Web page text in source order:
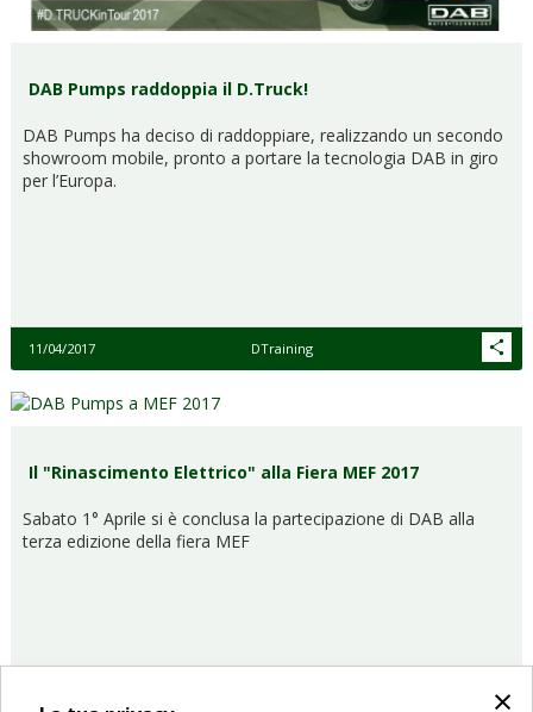
×
DAB Pumps raddoppia il D.Truck!
DAB Pumps ha deciso di raddoppiare, realizzando un secondo
showroom mobile, pronto a portare la tecnologia DAB in giro
per l’Europa.
11/04/2017 DTraining
Il "Rinascimento Elettrico" alla Fiera MEF 2017
Sabato 1° Aprile si è conclusa la partecipazione di DAB alla
terza edizione della fiera MEF